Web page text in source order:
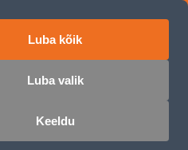
Luba kõik
Luba valik
Keeldu